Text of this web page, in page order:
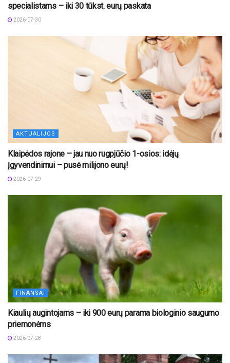
specialistams – iki 30 tūkst. eurų paskata
2026-07-30
AKTUALIJOS
Klaipėdos rajone – jau nuo rugpjūčio 1-osios: idėjų
įgyvendinimui – pusė milijono eurų!
2026-07-29
FINANSAI
Kiaulių augintojams – iki 900 eurų parama biologinio saugumo
priemonėms
2026-07-28